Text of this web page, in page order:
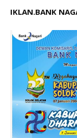
IKLAN.BANK